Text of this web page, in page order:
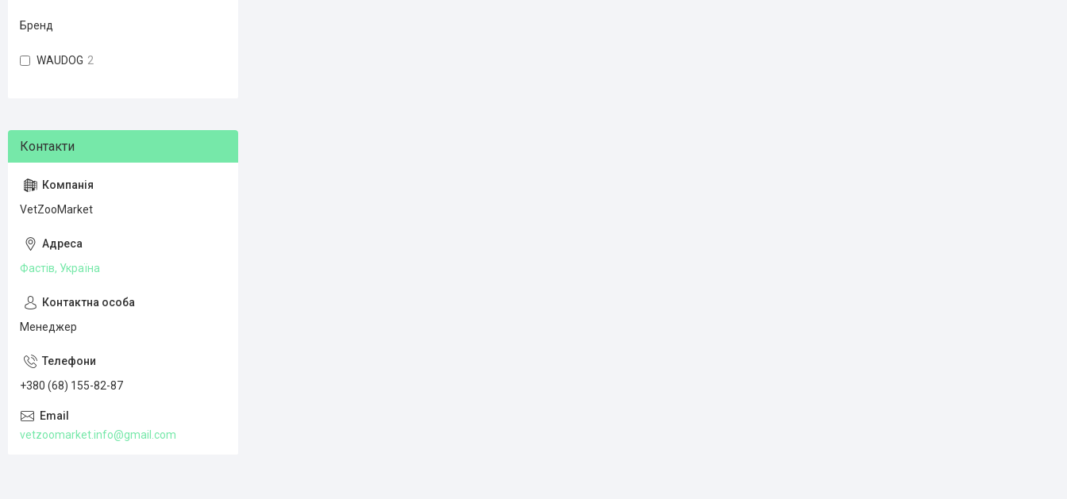
Бренд
WAUDOG 2
VetZooMarket
Фастів, Україна
Менеджер
+380 (68) 155-82-87
vetzoomarket.info@gmail.com